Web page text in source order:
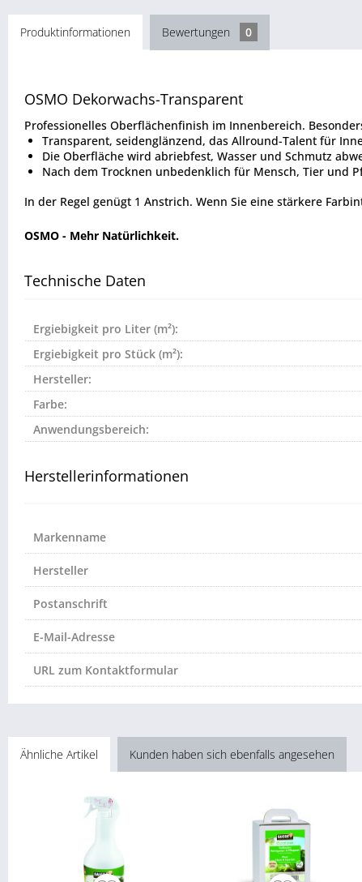
Produktinformationen Bewertungen 0
OSMO Dekorwachs-Transparent
Professionelles Oberflächenfinish im Innenbereich.
Transparent, seidenglänzend, das Allround-Talent für
Die Oberfläche wird abriebfest, Wasser und Schmutz
Nach dem Trocknen unbedenklich für Mensch, Tier und
In der Regel genügt 1 Anstrich. Wenn Sie eine stärkere
OSMO - Mehr Natürlichkeit.
Technische Daten
Ergiebigkeit pro Liter (m²):
Ergiebigkeit pro Stück (m²):
Hersteller:
Farbe:
Anwendungsbereich:
Herstellerinformationen
Markenname
Hersteller
Postanschrift
E-Mail-Adresse
URL zum Kontaktformular
Ähnliche Artikel Kunden haben sich ebenfalls angesehen